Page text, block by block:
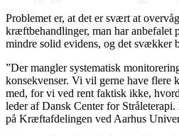
Problemet er, at det er svært at
kræftbehandlinger, man har anbefalet
mindre solid evidens, og det svækker
”Der mangler systematisk
konsekvenser. Vi vil gerne have flere
med, for vi ved rent faktisk ikke,
leder af Dansk Center for
på Kræftafdelingen ved Aarhus